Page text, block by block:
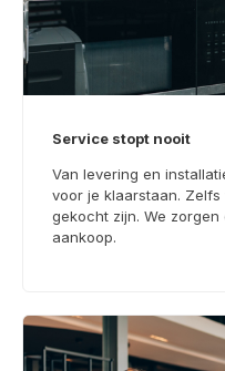
Service stopt nooit
Van levering en
voor je klaarstaan.
gekocht zijn. We
aankoop.